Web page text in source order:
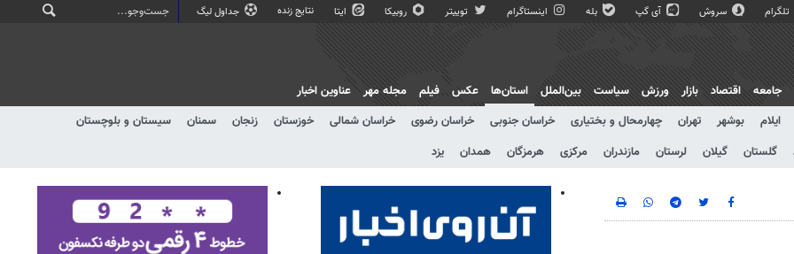
تلگرام سروش آی گپ بله اینستاگرام توییتر روبیکا ایتا نتایج زنده جداول لیگ
جامعه اقتصاد بازار ورزش سیاست بین‌الملل
استان‌ها
ایلام بوشهر تهران چهارمحال و بختیاری خراسان جنوبی خراسان رضوی خراسان شمالی خوزستان زنجان سمنان
سیستان و بلوچستان
گلستان گیلان لرستان مازندران مرکزی هرمزگان همدان یزد
عکس فیلم مجله مهر عناوین اخبار